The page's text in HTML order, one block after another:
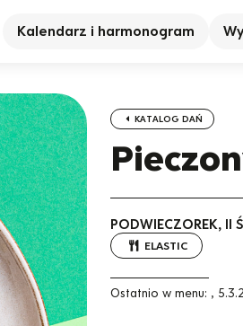
Kalendarz i harmonogram
KATALOG DAŃ
PODWIECZOREK, II
ELASTIC
Ostatnio w menu: ,